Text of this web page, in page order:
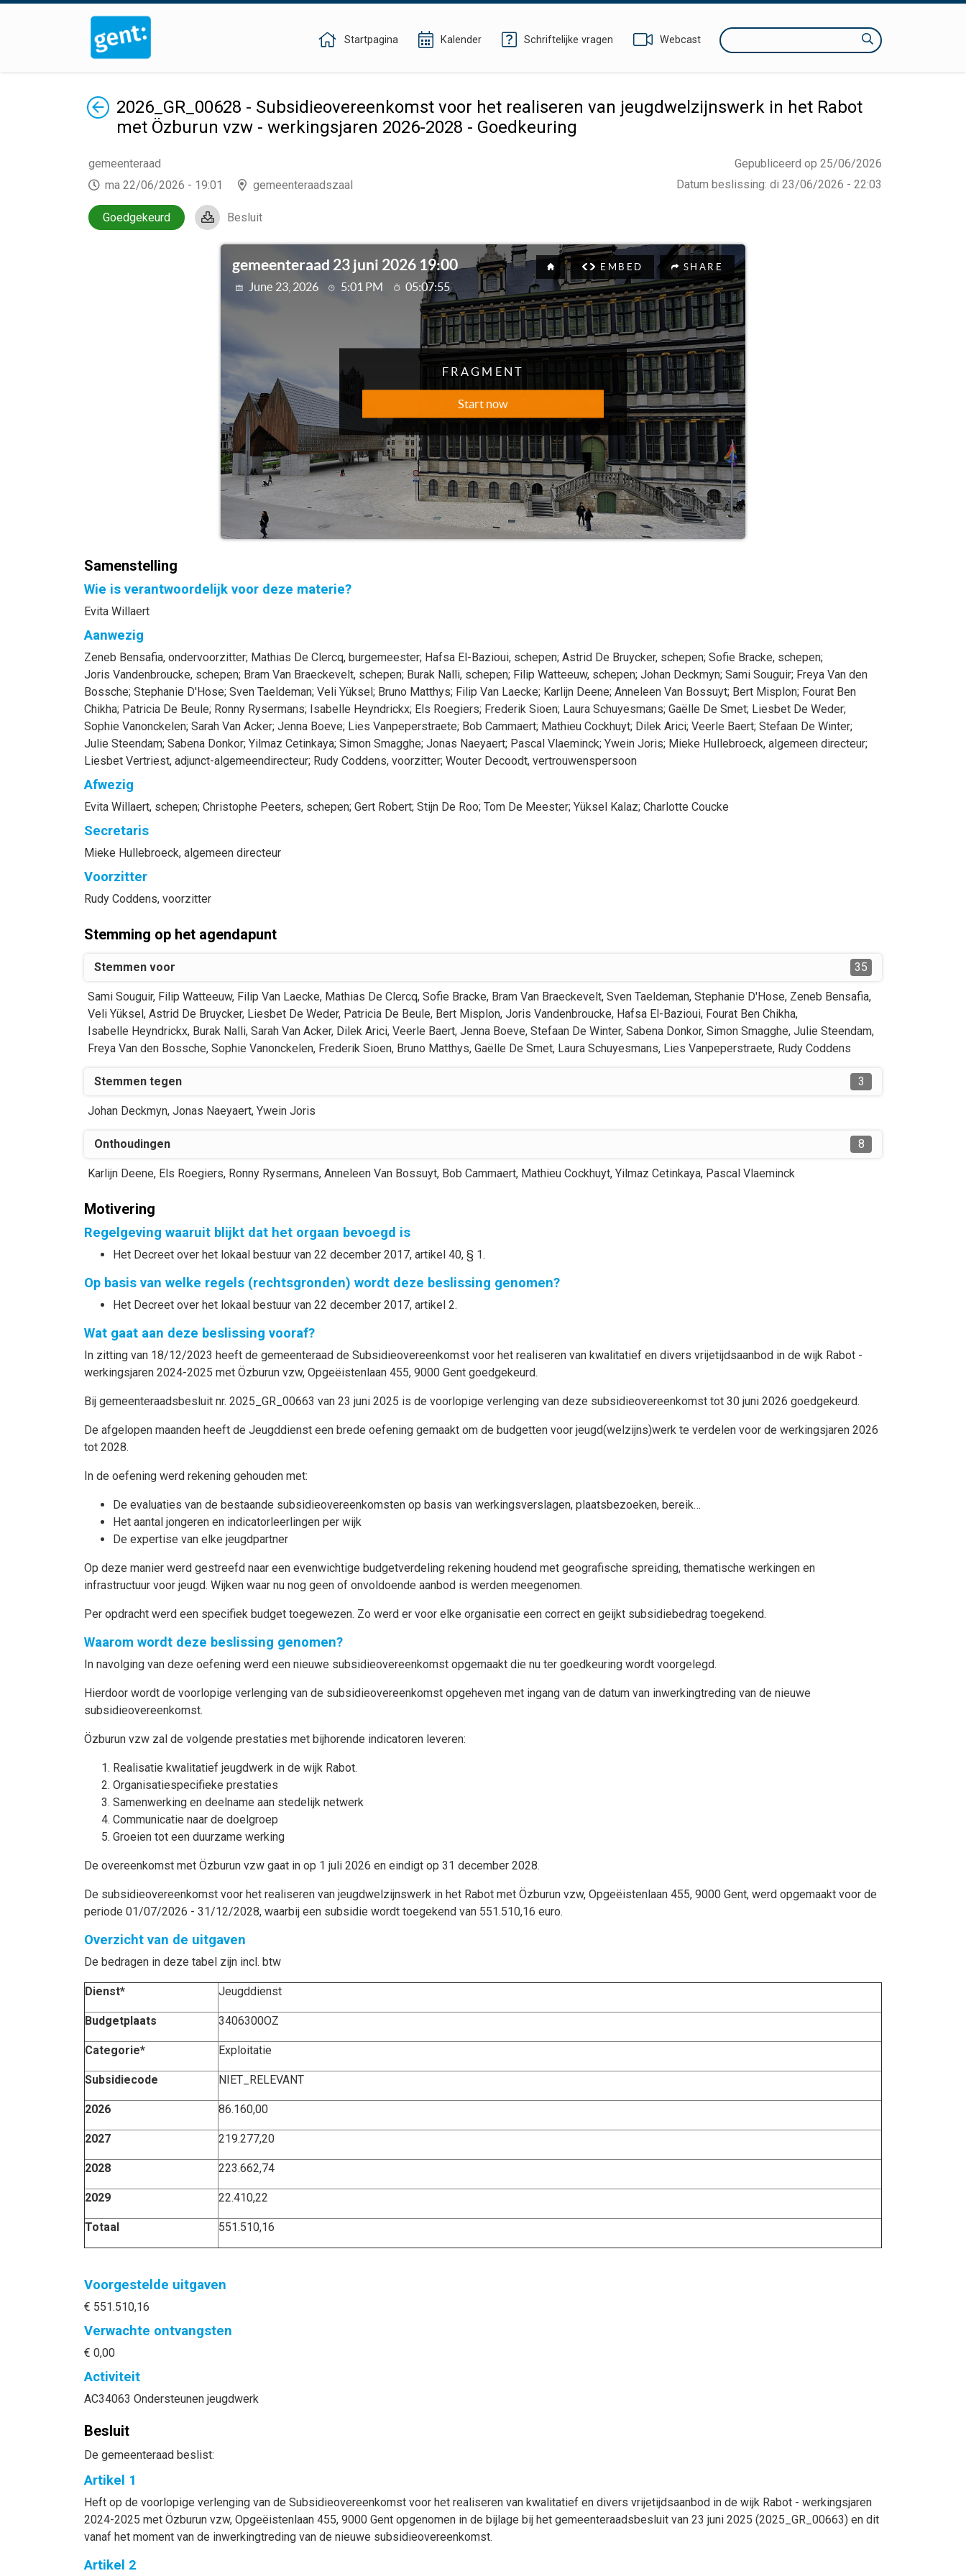
Startpagina Kalender Schriftelijke vragen Webcast Zoeken
Terug2026_GR_00628 - Subsidieovereenkomst voor het realiseren van jeugdwelzijnswerk in het Rabot
met Özburun vzw - werkingsjaren 2026-2028 - Goedkeuring
Gepubliceerd op 25/06/2026
Datum beslissing: di 23/06/2026 - 22:03
gemeenteraad
ma 22/06/2026 - 19:01
gemeenteraadszaal
Goedgekeurd Besluit
Samenstelling
Wie is verantwoordelijk voor deze materie?
Evita Willaert
Aanwezig
Zeneb Bensafia, ondervoorzitter; Mathias De Clercq, burgemeester; Hafsa El-Bazioui, schepen; Astrid De Bruycker, schepen; Sofie Bracke, schepen;
Joris Vandenbroucke, schepen; Bram Van Braeckevelt, schepen; Burak Nalli, schepen; Filip Watteeuw, schepen; Johan Deckmyn; Sami Souguir; Freya Van den
Bossche; Stephanie D'Hose; Sven Taeldeman; Veli Yüksel; Bruno Matthys; Filip Van Laecke; Karlijn Deene; Anneleen Van Bossuyt; Bert Misplon; Fourat Ben
Chikha; Patricia De Beule; Ronny Rysermans; Isabelle Heyndrickx; Els Roegiers; Frederik Sioen; Laura Schuyesmans; Gaëlle De Smet; Liesbet De Weder;
Sophie Vanonckelen; Sarah Van Acker; Jenna Boeve; Lies Vanpeperstraete; Bob Cammaert; Mathieu Cockhuyt; Dilek Arici; Veerle Baert; Stefaan De Winter;
Julie Steendam; Sabena Donkor; Yilmaz Cetinkaya; Simon Smagghe; Jonas Naeyaert; Pascal Vlaeminck; Ywein Joris; Mieke Hullebroeck, algemeen directeur;
Liesbet Vertriest, adjunct-algemeendirecteur; Rudy Coddens, voorzitter; Wouter Decoodt, vertrouwenspersoon
Afwezig
Evita Willaert, schepen; Christophe Peeters, schepen; Gert Robert; Stijn De Roo; Tom De Meester; Yüksel Kalaz; Charlotte Coucke
Secretaris
Mieke Hullebroeck, algemeen directeur
Voorzitter
Rudy Coddens, voorzitter
Stemming op het agendapunt
Stemmen voor 35
Sami Souguir, Filip Watteeuw, Filip Van Laecke, Mathias De Clercq, Sofie Bracke, Bram Van Braeckevelt, Sven Taeldeman, Stephanie D'Hose, Zeneb Bensafia,
Veli Yüksel, Astrid De Bruycker, Liesbet De Weder, Patricia De Beule, Bert Misplon, Joris Vandenbroucke, Hafsa El-Bazioui, Fourat Ben Chikha,
Isabelle Heyndrickx, Burak Nalli, Sarah Van Acker, Dilek Arici, Veerle Baert, Jenna Boeve, Stefaan De Winter, Sabena Donkor, Simon Smagghe, Julie Steendam,
Freya Van den Bossche, Sophie Vanonckelen, Frederik Sioen, Bruno Matthys, Gaëlle De Smet, Laura Schuyesmans, Lies Vanpeperstraete, Rudy Coddens
Stemmen tegen 3
Johan Deckmyn, Jonas Naeyaert, Ywein Joris
Onthoudingen 8
Karlijn Deene, Els Roegiers, Ronny Rysermans, Anneleen Van Bossuyt, Bob Cammaert, Mathieu Cockhuyt, Yilmaz Cetinkaya, Pascal Vlaeminck
Motivering
Regelgeving waaruit blijkt dat het orgaan bevoegd is
Het Decreet over het lokaal bestuur van 22 december 2017, artikel 40, § 1.
Op basis van welke regels (rechtsgronden) wordt deze beslissing genomen?
Het Decreet over het lokaal bestuur van 22 december 2017, artikel 2.
Wat gaat aan deze beslissing vooraf?
In zitting van 18/12/2023 heeft de gemeenteraad de Subsidieovereenkomst voor het realiseren van kwalitatief en divers vrijetijdsaanbod in de wijk Rabot -
werkingsjaren 2024-2025 met Özburun vzw, Opgeëistenlaan 455, 9000 Gent goedgekeurd.
Bij gemeenteraadsbesluit nr. 2025_GR_00663 van 23 juni 2025 is de voorlopige verlenging van deze subsidieovereenkomst tot 30 juni 2026 goedgekeurd.
De afgelopen maanden heeft de Jeugddienst een brede oefening gemaakt om de budgetten voor jeugd(welzijns)werk te verdelen voor de werkingsjaren 2026
tot 2028.
In de oefening werd rekening gehouden met:
De evaluaties van de bestaande subsidieovereenkomsten op basis van werkingsverslagen, plaatsbezoeken, bereik…
Het aantal jongeren en indicatorleerlingen per wijk
De expertise van elke jeugdpartner
Op deze manier werd gestreefd naar een evenwichtige budgetverdeling rekening houdend met geografische spreiding, thematische werkingen en
infrastructuur voor jeugd. Wijken waar nu nog geen of onvoldoende aanbod is werden meegenomen.
Per opdracht werd een specifiek budget toegewezen. Zo werd er voor elke organisatie een correct en geijkt subsidiebedrag toegekend.
Waarom wordt deze beslissing genomen?
In navolging van deze oefening werd een nieuwe subsidieovereenkomst opgemaakt die nu ter goedkeuring wordt voorgelegd.
Hierdoor wordt de voorlopige verlenging van de subsidieovereenkomst opgeheven met ingang van de datum van inwerkingtreding van de nieuwe
subsidieovereenkomst.
Özburun vzw zal de volgende prestaties met bijhorende indicatoren leveren:
Realisatie kwalitatief jeugdwerk in de wijk Rabot.
Organisatiespecifieke prestaties
Samenwerking en deelname aan stedelijk netwerk
Communicatie naar de doelgroep
Groeien tot een duurzame werking
De overeenkomst met Özburun vzw gaat in op 1 juli 2026 en eindigt op 31 december 2028.
De subsidieovereenkomst voor het realiseren van jeugdwelzijnswerk in het Rabot met Özburun vzw, Opgeëistenlaan 455, 9000 Gent, werd opgemaakt voor de
periode 01/07/2026 - 31/12/2028, waarbij een subsidie wordt toegekend van 551.510,16 euro.
Overzicht van de uitgaven
De bedragen in deze tabel zijn incl. btw
Dienst* Jeugddienst
Budgetplaats 3406300OZ
Categorie* Exploitatie
Subsidiecode NIET_RELEVANT
2026 86.160,00
2027 219.277,20
2028 223.662,74
2029 22.410,22
Totaal 551.510,16
Voorgestelde uitgaven
€ 551.510,16
Verwachte ontvangsten
€ 0,00
Activiteit
AC34063 Ondersteunen jeugdwerk
Besluit
De gemeenteraad beslist:
Artikel 1
Heft op de voorlopige verlenging van de Subsidieovereenkomst voor het realiseren van kwalitatief en divers vrijetijdsaanbod in de wijk Rabot - werkingsjaren
2024-2025 met Özburun vzw, Opgeëistenlaan 455, 9000 Gent opgenomen in de bijlage bij het gemeenteraadsbesluit van 23 juni 2025 (2025_GR_00663) en dit
vanaf het moment van de inwerkingtreding van de nieuwe subsidieovereenkomst.
Artikel 2